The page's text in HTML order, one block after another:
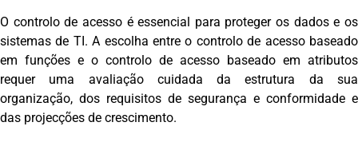
O controlo de acesso é essencial para proteger os dados e os
sistemas de TI. A escolha entre o controlo de acesso baseado
em funções e o controlo de acesso baseado em atributos
requer uma avaliação cuidada da estrutura da sua
organização, dos requisitos de segurança e conformidade e
das projecções de crescimento.